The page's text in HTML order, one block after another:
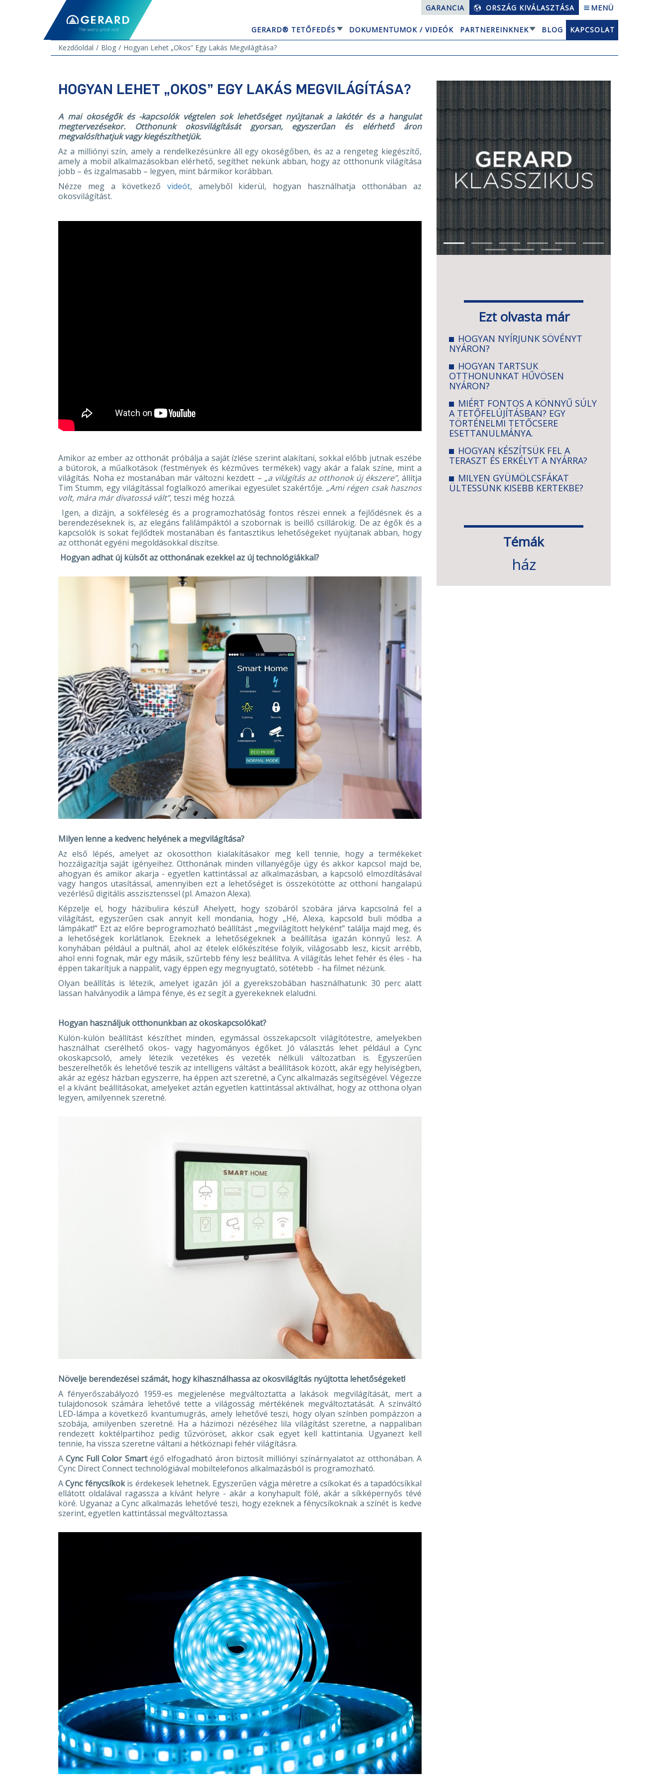
GARANCIA ORSZÁG KIVÁLASZTÁSA MENÜ
GERARD® TETŐFEDÉS DOKUMENTUMOK / VIDEÓK PARTNEREINKNEK BLOG
KAPCSOLAT
Kezdőoldal
Blog Hogyan Lehet „okos” Egy Lakás Megvilágítása?
HOGYAN LEHET „OKOS” EGY LAKÁS MEGVILÁGÍTÁSA?
A mai okoségők és -kapcsolók végtelen sok lehetőséget nyújtanak a lakótér és a hangulat
megtervezésekor. Otthonunk okosvilágítását gyorsan, egyszerűan és elérhető áron
megvalósíthatjuk vagy kiegészíthetjük.
Az a milliónyi szín, amely a rendelkezésünkre áll egy okoségőben, és az a rengeteg kiegészítő,
amely a mobil alkalmazásokban elérhető, segíthet nekünk abban, hogy az otthonunk világítása
jobb – és izgalmasabb – legyen, mint bármikor korábban.
Nézze meg a következő videót, amelyből kiderül, hogyan használhatja otthonában az
okosvilágítást.
Amikor az ember az otthonát próbálja a saját ízlése szerint alakítani, sokkal előbb jutnak eszébe
a bútorok, a műalkotások (festmények és kézműves termékek) vagy akár a falak színe, mint a
világítás. Noha ez mostanában már változni kezdett – „a világítás az otthonok új ékszere”,állítja
Tim Stumm, egy világítással foglalkozó amerikai egyesület szakértője. „Ami régen csak hasznos
volt, mára már divatossá vált”, teszi még hozzá.
Igen, a dizájn, a sokféleség és a programozhatóság fontos részei ennek a fejlődésnek és a
berendezéseknek is, az elegáns falilámpáktól a szobornak is beillő csillárokig. De az égők és a
kapcsolók is sokat fejlődtek mostanában és fantasztikus lehetőségeket nyújtanak abban, hogy
az otthonát egyéni megoldásokkal díszítse.
Hogyan adhat új külsőt az otthonának ezekkel az új technológiákkal?
Milyen lenne a kedvenc helyének a megvilágítása?
Az első lépés, amelyet az okosotthon kialakításakor meg kell tennie, hogy a termékeket
hozzáigazítja saját igényeihez. Otthonának minden villanyégője úgy és akkor kapcsol majd be,
ahogyan és amikor akarja - egyetlen kattintással az alkalmazásban, a kapcsoló elmozdításával
vagy hangos utasítással, amennyiben ezt a lehetőséget is összekötötte az otthoni hangalapú
vezérlésű digitális asszisztenssel (pl. Amazon Alexa).
Képzelje el, hogy házibulira készül! Ahelyett, hogy szobáról szobára járva kapcsolná fel a
világítást, egyszerűen csak annyit kell mondania, hogy „Hé, Alexa, kapcsold buli módba a
lámpákat!” Ezt az előre beprogramozható beállítást „megvilágított helyként” találja majd meg, és
a lehetőségek korlátlanok. Ezeknek a lehetőségeknek a beállítása igazán könnyű lesz. A
konyhában például a pultnál, ahol az ételek előkészítése folyik, világosabb lesz, kicsit arrébb,
ahol enni fognak, már egy másik, szűrtebb fény lesz beállítva. A világítás lehet fehér és éles - ha
éppen takarítjuk a nappalit, vagy éppen egy megnyugtató, sötétebb - ha filmet nézünk.
Olyan beállítás is létezik, amelyet igazán jól a gyerekszobában használhatunk: 30 perc alatt
lassan halványodik a lámpa fénye, és ez segít a gyerekeknek elaludni.
Hogyan használjuk otthonunkban az okoskapcsolókat?
Külön-külön beállítást készíthet minden, egymással összekapcsolt világítótestre, amelyekben
használhat cserélhető okos- vagy hagyományos égőket. Jó választás lehet például a Cync
okoskapcsoló, amely létezik vezetékes és vezeték nélküli változatban is. Egyszerűen
beszerelhetők és lehetővé teszik az intelligens váltást a beállítások között, akár egy helyiségben,
akár az egész házban egyszerre, ha éppen azt szeretné, a Cync alkalmazás segítségével. Végezze
el a kívánt beállításokat, amelyeket aztán egyetlen kattintással aktiválhat, hogy az otthona olyan
legyen, amilyennek szeretné.
Növelje berendezései számát, hogy kihasználhassa az okosvilágítás nyújtotta lehetőségeket!
A fényerőszabályozó 1959-es megjelenése megváltoztatta a lakások megvilágítását, mert a
tulajdonosok számára lehetővé tette a világosság mértékének megváltoztatását. A színváltó
LED-lámpa a következő kvantumugrás, amely lehetővé teszi, hogy olyan színben pompázzon a
szobája, amilyenben szeretné. Ha a házimozi nézéséhez lila világítást szeretne, a nappaliban
rendezett koktélpartihoz pedig tűzvöröset, akkor csak egyet kell kattintania. Ugyanezt kell
tennie, ha vissza szeretne váltani a hétköznapi fehér világításra.
ACync Full Color Smartégő elfogadható áron biztosít milliónyi színárnyalatot az otthonában. A
Cync Direct Connect technológiával mobiltelefonos alkalmazásból is programozható.
ACync fénycsíkokis érdekesek lehetnek. Egyszerűen vágja méretre a csíkokat és a tapadócsíkkal
ellátott oldalával ragassza a kívánt helyre - akár a konyhapult fölé, akár a síkképernyős tévé
köré. Ugyanaz a Cync alkalmazás lehetővé teszi, hogy ezeknek a fénycsíkoknak a színét is kedve
szerint, egyetlen kattintással megváltoztassa.
Ezt olvasta már
HOGYAN NYÍRJUNK SÖVÉNYT
NYÁRON?
HOGYAN TARTSUK
OTTHONUNKAT HŰVÖSEN
NYÁRON?
MIÉRT FONTOS A KÖNNYŰ SÚLY
A TETŐFELÚJÍTÁSBAN? EGY
TÖRTÉNELMI TETŐCSERE
ESETTANULMÁNYA.
HOGYAN KÉSZÍTSÜK FEL A
TERASZT ÉS ERKÉLYT A NYÁRRA?
MILYEN GYÜMÖLCSFÁKAT
ÜLTESSÜNK KISEBB KERTEKBE?
Témák
ház